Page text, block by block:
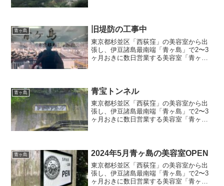
青ヶ島 旧堤防の工事中
東京都杉並区「西荻窪」の美容室から出
張し、伊豆諸島最南端「青ヶ島」で2〜3
ヶ月おきに数日営業する美容室「青ヶ島
青ヶ島 青宝トンネル
東京都杉並区「西荻窪」の美容室から出
張し、伊豆諸島最南端「青ヶ島」で2〜3
ヶ月おきに数日営業する美容室「青ヶ島
青ヶ島 2024年5月青ヶ島の美容室OPEN
東京都杉並区「西荻窪」の美容室から出
張し、伊豆諸島最南端「青ヶ島」で2〜3
ヶ月おきに数日営業する美容室「青ヶ島